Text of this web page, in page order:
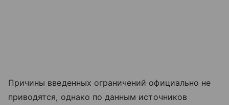
Причины введенных ограничений официально не
приводятся, однако по данным источников